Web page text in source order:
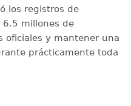
los registros de
6.5 millones de
oficiales y mantener una
prácticamente toda